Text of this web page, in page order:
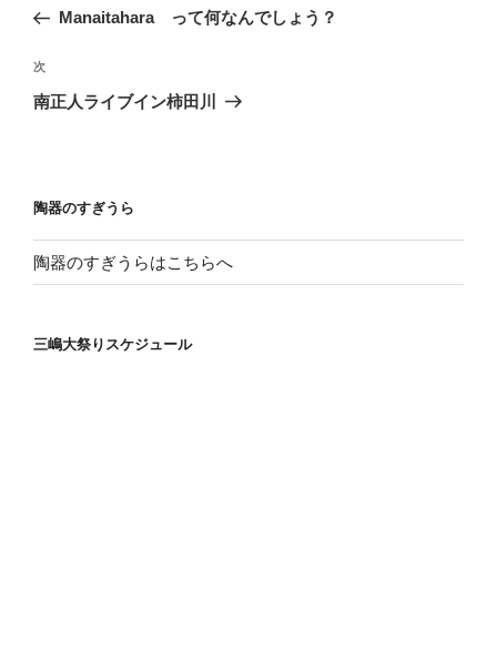
ナ
ビ
ゲ
ン
の
稿
Manaitahara って何なんでしょう？
次
の
次
南正人ライブイン柿田川
陶器のすぎうら
陶器のすぎうらはこちらへ
三嶋大祭りスケジュール